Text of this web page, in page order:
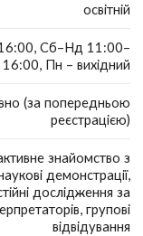
освітній
Сб–Нд 11:00–
16:00, Пн – вихідний
(за попередньою
реєстрацією)
знайомство з
демонстрації,
дослідження за
групові
відвідування